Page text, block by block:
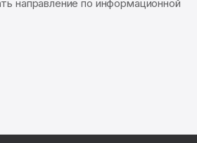
направление по информационной